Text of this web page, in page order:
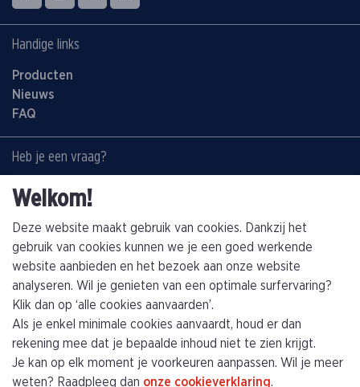
Handige links
Producten
Nieuws
FAQ
Heb je een vraag?
Contacteer ons:
+32(0)89463794
info@kathagen.be
Vestiging
Kathagen N.V.
Toekomststraat 4
B-3960 Bree (Limburg)
Plan je route
Welkom!
Deze website maakt gebruik van cookies. Dankzij het
gebruik van cookies kunnen we je een goed werkende
website aanbieden en het bezoek aan onze website
analyseren. Wil je genieten van een optimale surfervaring?
Klik dan op ‘alle cookies aanvaarden’.
Als je enkel minimale cookies aanvaardt, houd er dan
rekening mee dat je bepaalde inhoud niet te zien krijgt.
Je kan op elk moment je voorkeuren aanpassen. Wil je meer
weten? Raadpleeg dan onze cookieverklaring.